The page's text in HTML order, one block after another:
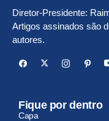
Diretor-Presidente:
Artigos assinados são
autores.
Fique por dentro
Capa